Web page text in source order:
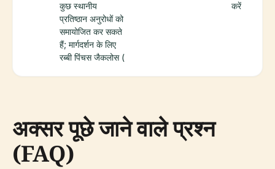
कुछ स्थानीय
प्रतिष्ठान अनुरोधों को
समायोजित कर सकते
हैं; मार्गदर्शन के लिए
रब्बी पिंचस जैकलोस (
करें
अक्सर पूछे जाने वाले प्रश्न
(FAQ)